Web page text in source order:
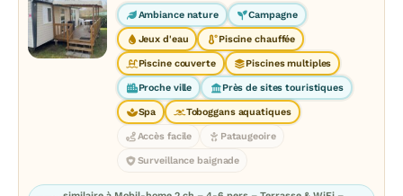
Ambiance nature Campagne
Jeux d'eau Piscine chauffée
Piscine couverte Piscines multiples
Proche ville Près de sites touristiques
Spa Toboggans aquatiques
Accès facile Pataugeoire
Surveillance baignade